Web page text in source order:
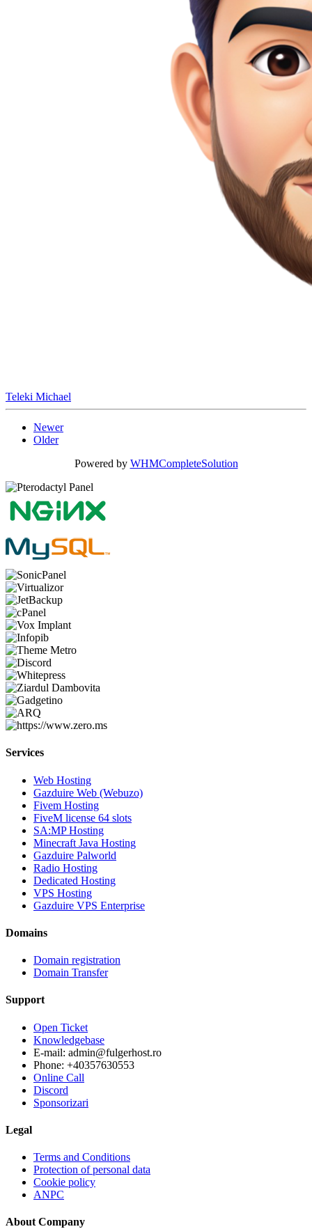
Teleki Michael
Newer
Older
Powered by WHMCompleteSolution
Services
Web Hosting
Gazduire Web (Webuzo)
Fivem Hosting
FiveM license 64 slots
SA:MP Hosting
Minecraft Java Hosting
Gazduire Palworld
Radio Hosting
Dedicated Hosting
VPS Hosting
Gazduire VPS Enterprise
Domains
Domain registration
Domain Transfer
Support
Open Ticket
Knowledgebase
E-mail: admin@fulgerhost.ro
Phone: +40357630553
Online Call
Discord
Sponsorizari
Legal
Terms and Conditions
Protection of personal data
Cookie policy
ANPC
About Company